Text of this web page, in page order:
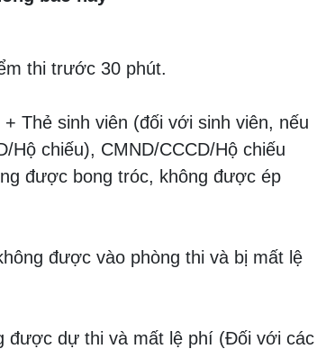
thi trước 30 phút.
Thẻ sinh viên (đối với sinh viên, nếu
chiếu), CMND/CCCD/Hộ chiếu
được bong tróc, không được ép
được vào phòng thi và bị mất lệ
được dự thi và mất lệ phí (Đối với các